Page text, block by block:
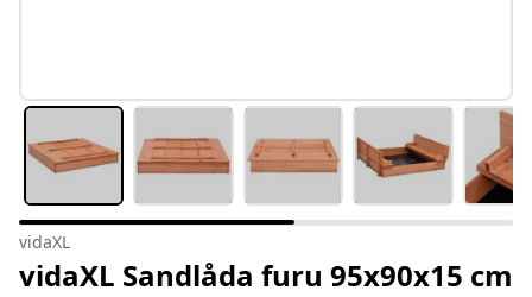
vidaXL
vidaXL Sandlåda furu 95x90x15 cm